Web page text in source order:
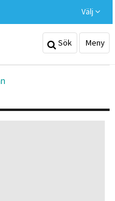
Välj
Sök Meny